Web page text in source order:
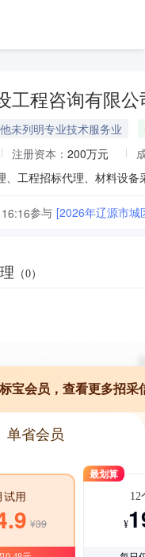
工程咨询有限公
未列明专业技术服务业
注册资本： 200万元
、工程招标代理、材料设
参与 [2026年辽源市城
（0）
宝会员，查看更多招采
单省会员
试用
¥39
最划算
12
¥